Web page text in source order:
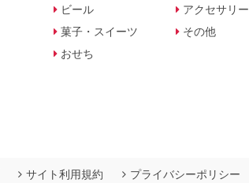
ビール
菓子・スイーツ
おせち
アクセサリー
その他
サイト利用規約 プライバシーポリシー